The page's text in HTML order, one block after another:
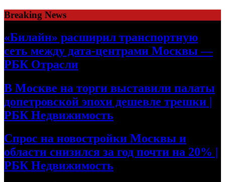
Skip
to
content
Breaking News
«Билайн» расширил транспортную
сеть между дата-центрами Москвы —
РБК Отрасли
В Москве на торги выставили палаты
допетровской эпохи дешевле трешки |
РБК Недвижимость
Спрос на новостройки Москвы и
области снизился за год почти на 20% |
РБК Недвижимость